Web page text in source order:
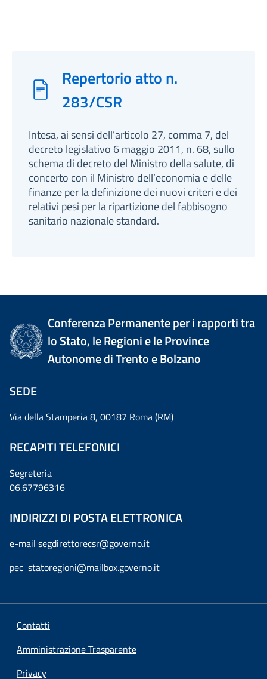
Repertorio atto n.
283/CSR
Intesa, ai sensi dell’articolo 27, comma 7, del
decreto legislativo 6 maggio 2011, n. 68, sullo
schema di decreto del Ministro della salute, di
concerto con il Ministro dell’economia e delle
finanze per la definizione dei nuovi criteri e dei
relativi pesi per la ripartizione del fabbisogno
sanitario nazionale standard.
Conferenza Permanente per i rapporti tra
lo Stato, le Regioni e le Province
Autonome di Trento e Bolzano
SEDE
Via della Stamperia 8, 00187 Roma (RM)
RECAPITI TELEFONICI
Segreteria
06.67796316
INDIRIZZI DI POSTA ELETTRONICA
e-mail segdirettorecsr@governo.it
pec statoregioni@mailbox.governo.it
Contatti
Amministrazione Trasparente
Privacy